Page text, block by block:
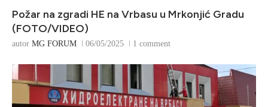
Požar na zgradi HE na Vrbasu u Mrkonjić Gradu
(FOTO/VIDEO)
autor MG FORUM 06/05/2025 1 comment